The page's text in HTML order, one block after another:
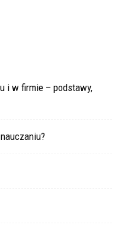
i w firmie – podstawy,